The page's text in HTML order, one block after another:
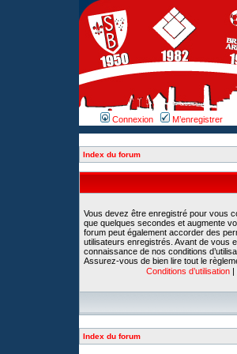
Connexion M’enregistrer
Index du forum
Vous devez être enregistré pour vous
que quelques secondes et augmente
forum peut également accorder des
utilisateurs enregistrés. Avant de vous
connaissance de nos conditions
Assurez-vous de bien lire tout le
Conditions d’utilisation |
Index du forum